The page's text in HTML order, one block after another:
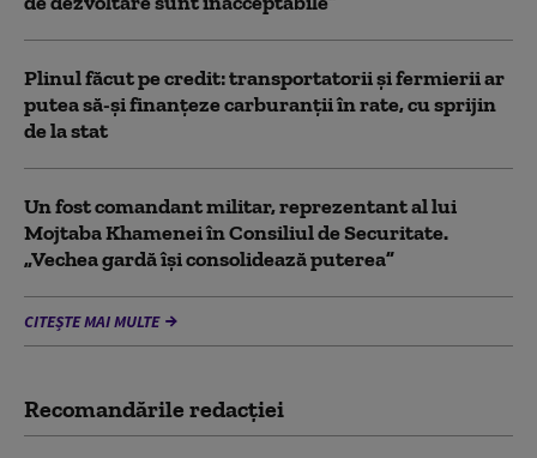
Plinul făcut pe credit: transportatorii și fermierii ar
putea să-și finanțeze carburanții în rate, cu sprijin
de la stat
Un fost comandant militar, reprezentant al lui
Mojtaba Khamenei în Consiliul de Securitate.
„Vechea gardă își consolidează puterea”
CITEȘTE MAI MULTE
Recomandările redacţiei